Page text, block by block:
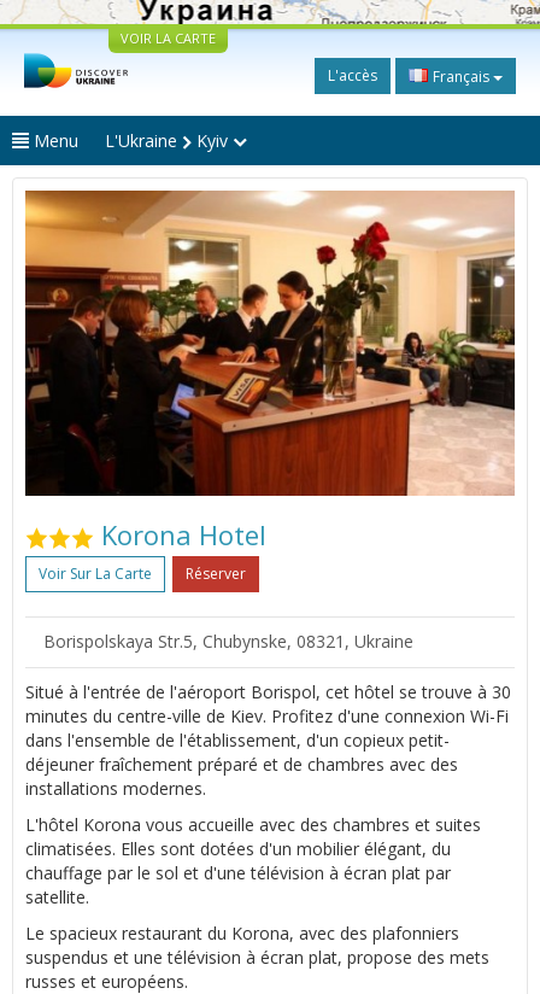
VOIR LA CARTE
L'accès Français
Menu L'Ukraine Kyiv
Korona Hotel
Voir Sur La Carte Réserver
Borispolskaya Str.5, Chubynske, 08321, Ukraine
Situé à l'entrée de l'aéroport Borispol, cet hôtel se trouve à 30
minutes du centre-ville de Kiev. Profitez d'une connexion Wi-Fi
dans l'ensemble de l'établissement, d'un copieux petit-
déjeuner fraîchement préparé et de chambres avec des
installations modernes.
L'hôtel Korona vous accueille avec des chambres et suites
climatisées. Elles sont dotées d'un mobilier élégant, du
chauffage par le sol et d'une télévision à écran plat par
satellite.
Le spacieux restaurant du Korona, avec des plafonniers
suspendus et une télévision à écran plat, propose des mets
russes et européens.